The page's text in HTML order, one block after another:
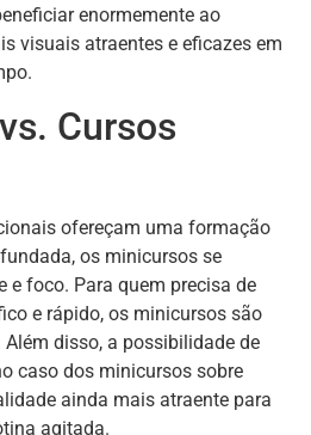
enormemente ao
visuais atraentes e eficazes em
Cursos
ofereçam uma formação
os minicursos se
e foco. Para quem precisa de
e rápido, os minicursos são
disso, a possibilidade de
caso dos minicursos sobre
ainda mais atraente para
agitada.